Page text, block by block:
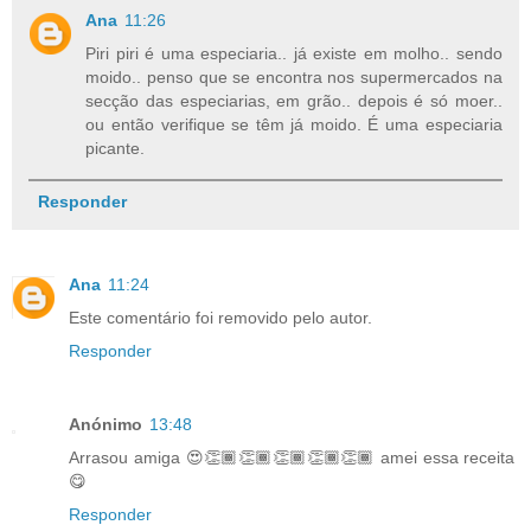
Ana 11:26
Piri piri é uma especiaria.. já existe em molho.. sendo
moido.. penso que se encontra nos supermercados na
secção das especiarias, em grão.. depois é só moer..
ou então verifique se têm já moido. É uma especiaria
picante.
Responder
Ana 11:24
Este comentário foi removido pelo autor.
Responder
Anónimo 13:48
Arrasou amiga 😍👏🏾👏🏾👏🏾👏🏾👏🏾 amei essa receita
😋
Responder